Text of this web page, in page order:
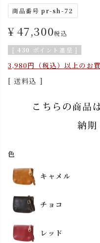
商品番号 pr-sh-72
¥47,300税込
[ 430 ポイント進呈 ]
3,980円（税込）以上のお
送料込
色
キャメル
チョコ
レッド